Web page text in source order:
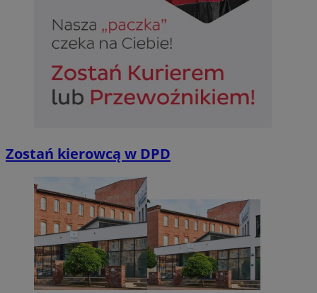
Zostań kierowcą w DPD